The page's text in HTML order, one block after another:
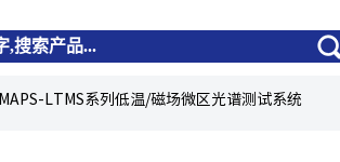
MAPS-LTMS系列低温/磁场微区光谱测试系统